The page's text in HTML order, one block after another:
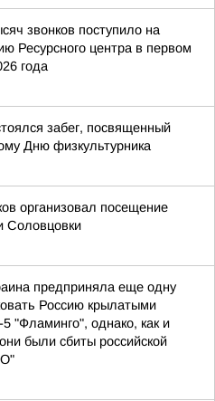
звонков поступило на
Ресурсного центра в первом
года
забег, посвященный
Дню физкультурника
организовал посещение
Соловцовки
предприняла еще одну
Россию крылатыми
"Фламинго", однако, как и
были сбиты российской